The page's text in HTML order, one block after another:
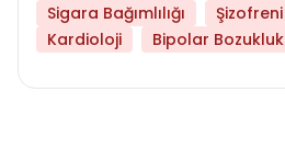
Sigara Bağımlılığı
Şizofreni
Kardioloji
Bipolar Bozukluk